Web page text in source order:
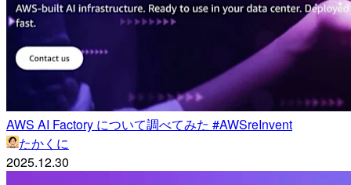
AWS AI Factory について調べてみた #AWSreInvent
たかくに
2025.12.30